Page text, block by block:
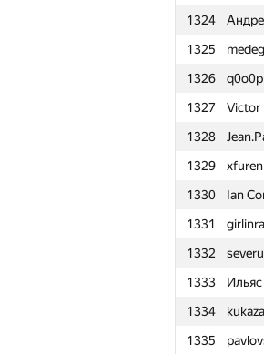
1324
1325
1326
q0o0p
1327
Victor
1328
1329
xfuren
1330
Ian
1331
1332
1333
1334
1335
1301
1302
1303
1304
homfel
1305
1306
1307
1308
1309
1310
1311
1312